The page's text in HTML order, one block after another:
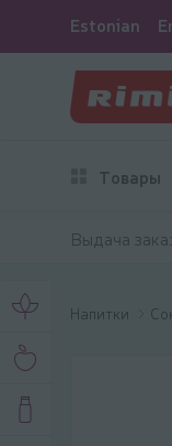
Estonian
Товары
Выдача
Напитки